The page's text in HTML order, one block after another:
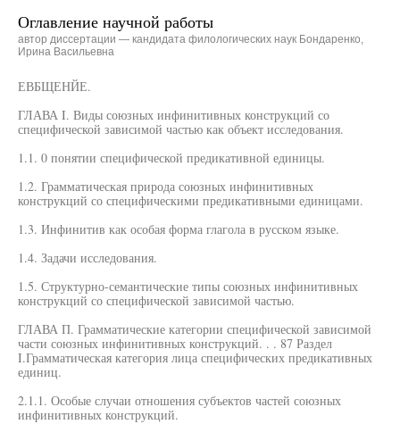
Оглавление научной работы
автор диссертации — кандидата филологических наук Бондаренко,
Ирина Васильевна
ЕВБЩЕНЙЕ.
ГЛАВА I. Виды союзных инфинитивных конструкций со
специфической зависимой частью как объект исследования.
1.1. 0 понятии специфической предикативной единицы.
1.2. Грамматическая природа союзных инфинитивных
конструкций со специфическими предикативными единицами.
1.3. Инфинитив как особая форма глагола в русском языке.
1.4. Задачи исследования.
1.5. Структурно-семантические типы союзных инфинитивных
конструкций со специфической зависимой частью.
ГЛАВА П. Грамматические категории специфической зависимой
части союзных инфинитивных конструкций. . . 87 Раздел
I.Грамматическая категория лица специфических предикативных
единиц.
2.1.1. Особые случаи отношения субъектов частей союзных
инфинитивных конструкций.